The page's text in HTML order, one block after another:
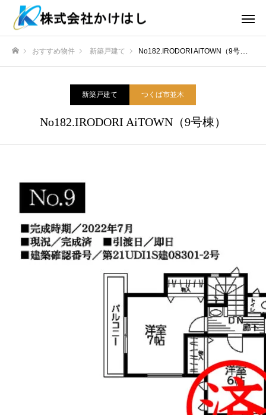
おすすめ物件 新築戸建て No182.IRODORI AiTOWN（9号棟）
新築戸建て つくば市並木
No182.IRODORI AiTOWN（9号棟）